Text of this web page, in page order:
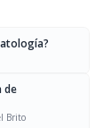
de
Brito